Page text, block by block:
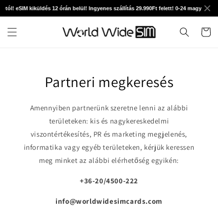
tól! eSIM kiküldés 12 órán belül! Ingyenes szállítás 29.990Ft felett! 0-24 magyar
Ugrás a
Kosár
Partneri megkeresés
Amennyiben partnerünk szeretne lenni az alábbi
területeken: kis és nagykereskedelmi
viszontértékesítés, PR és marketing megjelenés,
informatika vagy egyéb területeken, kérjük keressen
meg minket az alábbi elérhetőség egyikén:
+36-20/4500-222
info@worldwidesimcards.com